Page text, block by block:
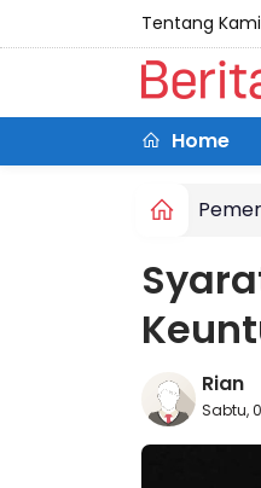
Tentang Kami
Home
Rian
Sabtu,